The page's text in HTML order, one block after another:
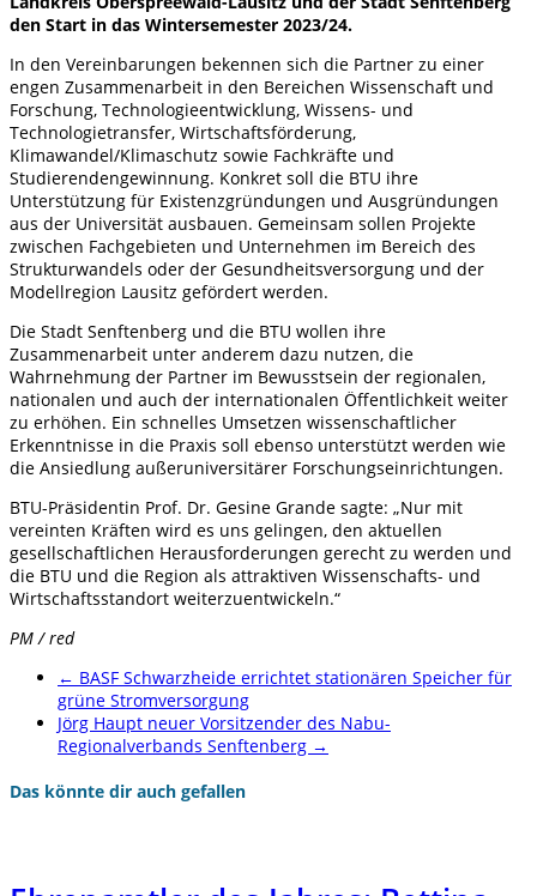
den Start in das Wintersemester 2023/24.
In den Vereinbarungen bekennen sich die Partner zu einer
engen Zusammenarbeit in den Bereichen Wissenschaft und
Forschung, Technologieentwicklung, Wissens- und
Technologietransfer, Wirtschaftsförderung,
Klimawandel/Klimaschutz sowie Fachkräfte und
Studierendengewinnung. Konkret soll die BTU ihre
Unterstützung für Existenzgründungen und Ausgründungen
aus der Universität ausbauen. Gemeinsam sollen Projekte
zwischen Fachgebieten und Unternehmen im Bereich des
Strukturwandels oder der Gesundheitsversorgung und der
Modellregion Lausitz gefördert werden.
Die Stadt Senftenberg und die BTU wollen ihre
Zusammenarbeit unter anderem dazu nutzen, die
Wahrnehmung der Partner im Bewusstsein der regionalen,
nationalen und auch der internationalen Öffentlichkeit weiter
zu erhöhen. Ein schnelles Umsetzen wissenschaftlicher
Erkenntnisse in die Praxis soll ebenso unterstützt werden wie
die Ansiedlung außeruniversitärer Forschungseinrichtungen.
BTU-Präsidentin Prof. Dr. Gesine Grande sagte: „Nur mit
vereinten Kräften wird es uns gelingen, den aktuellen
gesellschaftlichen Herausforderungen gerecht zu werden und
die BTU und die Region als attraktiven Wissenschafts- und
Wirtschaftsstandort weiterzuentwickeln.“
PM / red
← BASF Schwarzheide errichtet stationären Speicher für
grüne Stromversorgung
Jörg Haupt neuer Vorsitzender des Nabu-
Regionalverbands Senftenberg →
Das könnte dir auch gefallen